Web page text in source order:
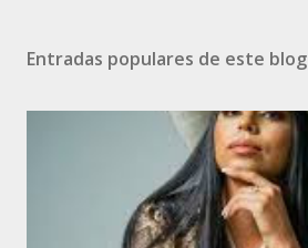
Entradas populares de este blog